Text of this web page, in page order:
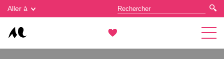
Aller à
Gestion des cookies